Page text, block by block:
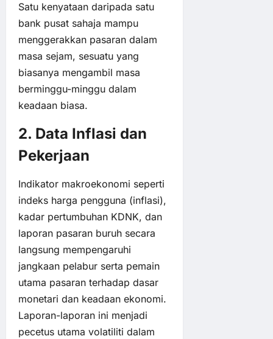
Satu kenyataan daripada satu
bank pusat sahaja mampu
menggerakkan pasaran dalam
masa sejam, sesuatu yang
biasanya mengambil masa
berminggu-minggu dalam
keadaan biasa.
2. Data Inflasi dan
Pekerjaan
Indikator makroekonomi seperti
indeks harga pengguna (inflasi),
kadar pertumbuhan KDNK, dan
laporan pasaran buruh secara
langsung mempengaruhi
jangkaan pelabur serta pemain
utama pasaran terhadap dasar
monetari dan keadaan ekonomi.
Laporan-laporan ini menjadi
pecetus utama volatiliti dalam